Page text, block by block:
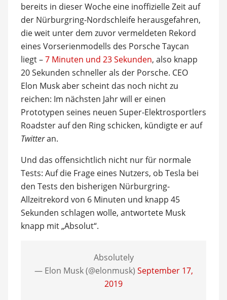
bereits in dieser Woche eine inoffizielle Zeit auf
der Nürburgring-Nordschleife herausgefahren,
die weit unter dem zuvor vermeldeten Rekord
eines Vorserienmodells des Porsche Taycan
liegt –7 Minuten und 23 Sekunden, also knapp
20 Sekunden schneller als der Porsche. CEO
Elon Musk aber scheint das noch nicht zu
reichen: Im nächsten Jahr will er einen
Prototypen seines neuen Super-Elektrosportlers
Roadster auf den Ring schicken, kündigte er auf
Twitteran.
Und das offensichtlich nicht nur für normale
Tests: Auf die Frage eines Nutzers, ob Tesla bei
den Tests den bisherigen Nürburgring-
Allzeitrekord von 6 Minuten und knapp 45
Sekunden schlagen wolle, antwortete Musk
knapp mit „Absolut“.
Absolutely
— Elon Musk (@elonmusk) September 17,
2019